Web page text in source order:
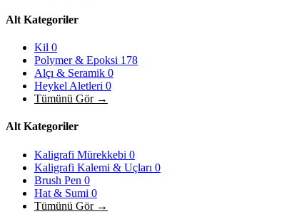
Alt Kategoriler
Kil 0
Polymer & Epoksi 178
Alçı & Seramik 0
Heykel Aletleri 0
Tümünü Gör →
Alt Kategoriler
Kaligrafi Mürekkebi 0
Kaligrafi Kalemi & Uçları 0
Brush Pen 0
Hat & Sumi 0
Tümünü Gör →